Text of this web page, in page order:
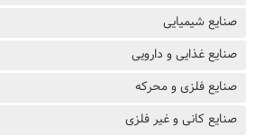
صنایع شیمیایی
صنایع غذایی و دارویی
صنایع فلزی و محرکه
صنایع کانی و غیر فلزی